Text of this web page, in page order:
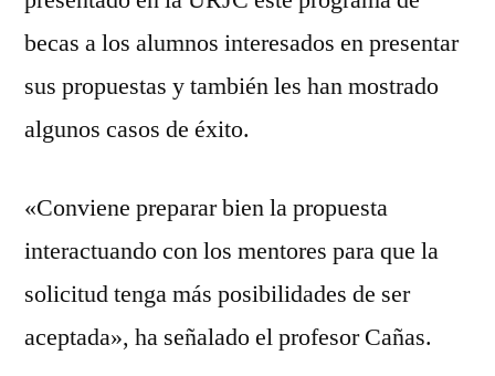
becas a los alumnos interesados en presentar
sus propuestas y también les han mostrado
algunos casos de éxito.
«Conviene preparar bien la propuesta
interactuando con los mentores para que la
solicitud tenga más posibilidades de ser
aceptada», ha señalado el profesor Cañas.